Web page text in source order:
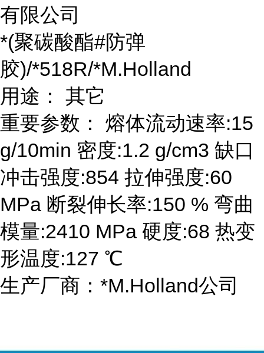
有限公司
*(聚碳酸酯#防弹
胶)/*518R/*M.Holland
用途： 其它
重要参数： 熔体流动速率:15
g/10min 密度:1.2 g/cm3 缺口
冲击强度:854 拉伸强度:60
MPa 断裂伸长率:150 % 弯曲
模量:2410 MPa 硬度:68 热变
形温度:127 ℃
生产厂商：*M.Holland公司